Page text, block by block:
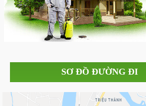
SƠ ĐỒ ĐƯỜNG ĐI